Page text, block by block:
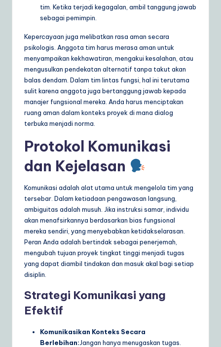
tim. Ketika terjadi kegagalan, ambil tanggung jawab
sebagai pemimpin.
Kepercayaan juga melibatkan rasa aman secara
psikologis. Anggota tim harus merasa aman untuk
menyampaikan kekhawatiran, mengakui kesalahan, atau
mengusulkan pendekatan alternatif tanpa takut akan
balas dendam. Dalam tim lintas fungsi, hal ini terutama
sulit karena anggota juga bertanggung jawab kepada
manajer fungsional mereka. Anda harus menciptakan
ruang aman dalam konteks proyek di mana dialog
terbuka menjadi norma.
Protokol Komunikasi
dan Kejelasan
Komunikasi adalah alat utama untuk mengelola tim yang
tersebar. Dalam ketiadaan pengawasan langsung,
ambiguitas adalah musuh. Jika instruksi samar, individu
akan menafsirkannya berdasarkan bias fungsional
mereka sendiri, yang menyebabkan ketidakselarasan.
Peran Anda adalah bertindak sebagai penerjemah,
mengubah tujuan proyek tingkat tinggi menjadi tugas
yang dapat diambil tindakan dan masuk akal bagi setiap
disiplin.
Strategi Komunikasi yang
Efektif
Komunikasikan Konteks Secara
Berlebihan:Jangan hanya menugaskan tugas.